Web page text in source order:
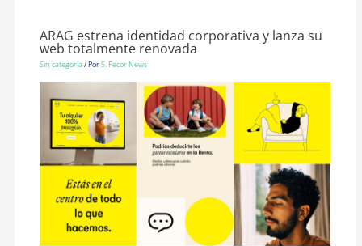
ARAG estrena identidad corporativa y lanza su
web totalmente renovada
Sin categoría/ PorS. Fecor News